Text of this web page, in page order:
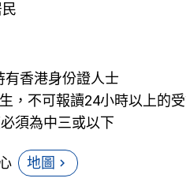
有香港身份證人士
，不可報讀24小時以上的
須為中三或以下
地圖 chevron_right